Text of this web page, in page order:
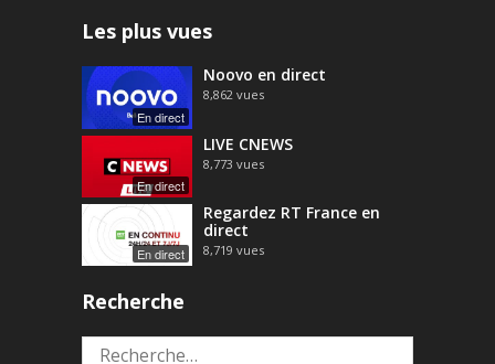
Les plus vues
En direct
Noovo en direct
8,862 vues
En direct
LIVE CNEWS
8,773 vues
En direct
Regardez RT France en
direct
8,719 vues
Recherche
Rechercher :